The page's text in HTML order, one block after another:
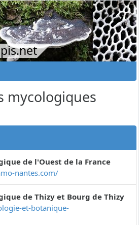
mycologiques
de l'Ouest de la France
nantes.com/
de Thizy et Bourg de Thizy
et-botanique-